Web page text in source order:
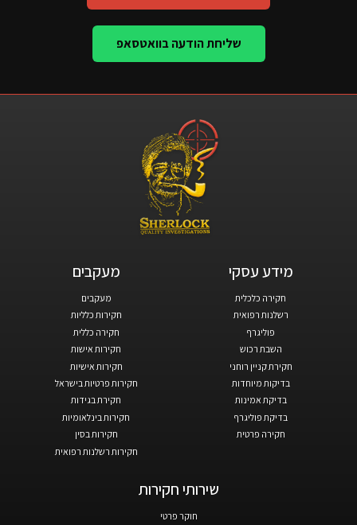
שליחת הודעה בוואטסאפ
שירותי חקירות
חוקר פרטי
מעקבים​
מעקבים
חקירות כלליות
חקירה כללית
חקירות אישות
חקירות אישיות
חקירות פרטיות בישראל
חקירת בגידות
חקירות בינלאומיות
חקירות בסין
חקירות רשלנות רפואית
מידע עסקי​
חקירה כלכלית
רשלנות רפואית
פוליגרף
השבת רכוש
חקירת קניין רוחני
בדיקות מיוחדות
בדיקת אמינות
בדיקת פוליגרף
חקירה פרטית